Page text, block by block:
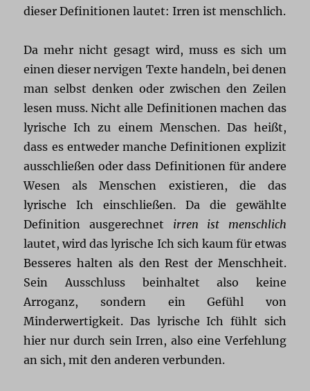
dieser Definitionen lautet: Irren ist menschlich.
Da mehr nicht gesagt wird, muss es sich um
einen dieser nervigen Texte handeln, bei denen
man selbst denken oder zwischen den Zeilen
lesen muss. Nicht alle Definitionen machen das
lyrische Ich zu einem Menschen. Das heißt,
dass es entweder manche Definitionen explizit
ausschließen oder dass Definitionen für andere
Wesen als Menschen existieren, die das
lyrische Ich einschließen. Da die gewählte
Definition ausgerechnet irren ist menschlich
lautet, wird das lyrische Ich sich kaum für etwas
Besseres halten als den Rest der Menschheit.
Sein Ausschluss beinhaltet also keine
Arroganz, sondern ein Gefühl von
Minderwertigkeit. Das lyrische Ich fühlt sich
hier nur durch sein Irren, also eine Verfehlung
an sich, mit den anderen verbunden.